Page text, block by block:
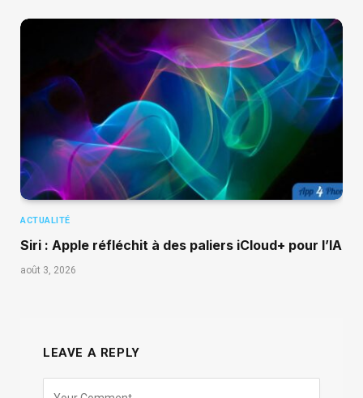
ACTUALITÉ
Siri : Apple réfléchit à des paliers iCloud+ pour l’IA
août 3, 2026
LEAVE A REPLY